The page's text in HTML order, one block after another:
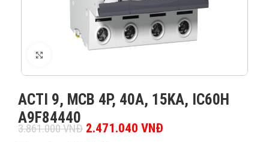
ACTI 9, MCB 4P, 40A, 15KA, IC60H
A9F84440
3.861.000VNĐ Giá gốc là: 3.861.000 VNĐ.
2.471.040 VNĐ